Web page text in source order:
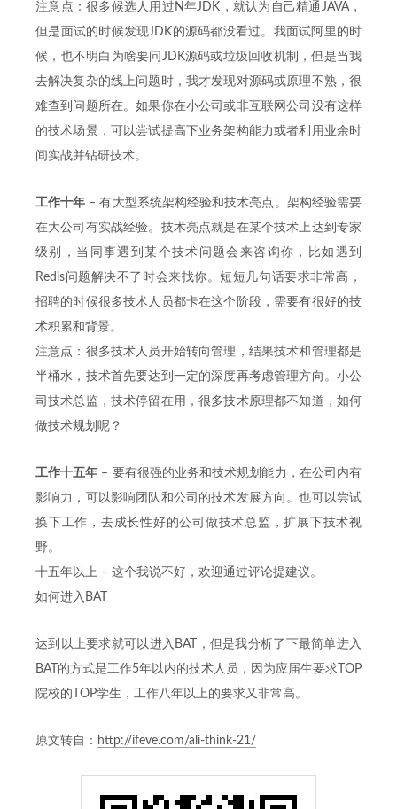
注意点：很多候选人用过N年JDK，就认为自己精通JAVA，
但是面试的时候发现JDK的源码都没看过。我面试阿里的时
候，也不明白为啥要问JDK源码或垃圾回收机制，但是当我
去解决复杂的线上问题时，我才发现对源码或原理不熟，很
难查到问题所在。如果你在小公司或非互联网公司没有这样
的技术场景，可以尝试提高下业务架构能力或者利用业余时
间实战并钻研技术。
工作十年 – 有大型系统架构经验和技术亮点。架构经验需要
在大公司有实战经验。技术亮点就是在某个技术上达到专家
级别，当同事遇到某个技术问题会来咨询你，比如遇到
Redis问题解决不了时会来找你。短短几句话要求非常高，
招聘的时候很多技术人员都卡在这个阶段，需要有很好的技
术积累和背景。
注意点：很多技术人员开始转向管理，结果技术和管理都是
半桶水，技术首先要达到一定的深度再考虑管理方向。小公
司技术总监，技术停留在用，很多技术原理都不知道，如何
做技术规划呢？
工作十五年 – 要有很强的业务和技术规划能力，在公司内有
影响力，可以影响团队和公司的技术发展方向。也可以尝试
换下工作，去成长性好的公司做技术总监，扩展下技术视
野。
十五年以上 – 这个我说不好，欢迎通过评论提建议。
如何进入BAT
达到以上要求就可以进入BAT，但是我分析了下最简单进入
BAT的方式是工作5年以内的技术人员，因为应届生要求TOP
院校的TOP学生，工作八年以上的要求又非常高。
原文转自： http://ifeve.com/ali-think-21/